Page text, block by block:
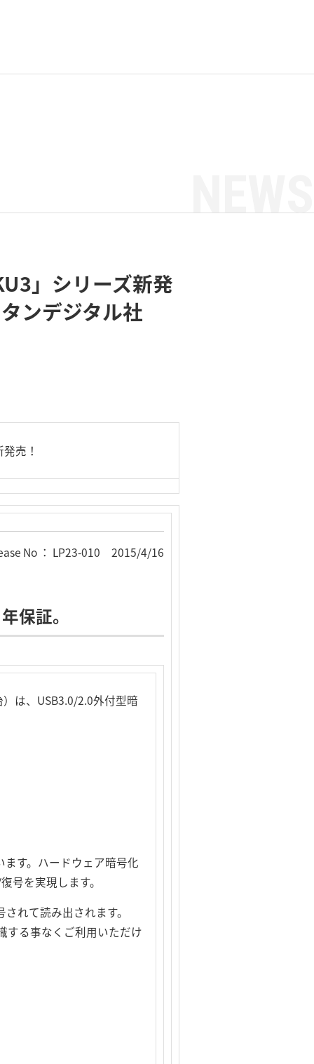
」シリーズ新発
ンデジタル社
売！
No ： LP23-010 2015/4/16
保証。
は、USB3.0/2.0外付型暗
す。ハードウェア暗号化
号を実現します。
れて読み出されます。
する事なくご利用いただけ